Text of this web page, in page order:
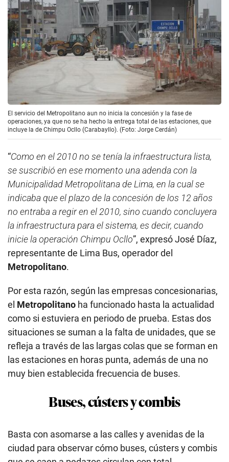
El servicio del Metropolitano aun no inicia la concesión y la fase de
operaciones, ya que no se ha hecho la entrega total de las estaciones, que
incluye la de Chimpu Ocllo (Carabayllo). (Foto: Jorge Cerdán)
“Como en el 2010 no se tenía la infraestructura lista,
se suscribió en ese momento una adenda con la
Municipalidad Metropolitana de Lima, en la cual se
indicaba que el plazo de la concesión de los 12 años
no entraba a regir en el 2010, sino cuando concluyera
la infraestructura para el sistema, es decir, cuando
inicie la operación Chimpu Ocllo”, expresó José Díaz,
representante de Lima Bus, operador del
Metropolitano
Por esta razón, según las empresas concesionarias,
Metropolitano
ha funcionado hasta la actualidad
como si estuviera en periodo de prueba. Estas dos
situaciones se suman a la falta de unidades, que se
refleja a través de las largas colas que se forman en
las estaciones en horas punta, además de una no
muy bien establecida frecuencia de buses.
Buses, cústers y combis
Basta con asomarse a las calles y avenidas de la
ciudad para observar cómo buses, cústers y combis
que se caen a pedazos circulan con total
normalidad. Muchas veces, la funcionalidad de los
para mantener la carrocería en su sitio y evitar que
Esta situación de precariedad a la que han llegado
muchos de estos vehículos parece haberse